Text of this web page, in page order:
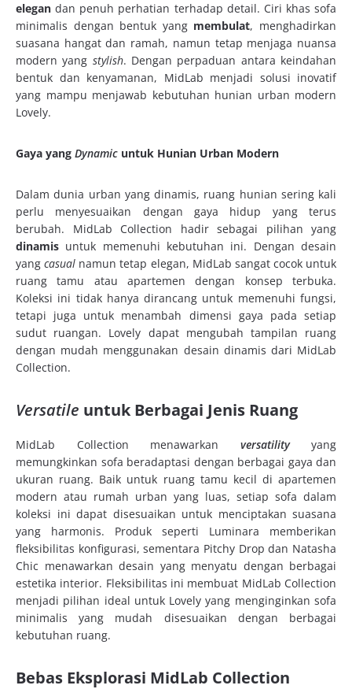
elegan dan penuh perhatian terhadap detail. Ciri khas sofa
minimalis dengan bentuk yang membulat, menghadirkan
suasana hangat dan ramah, namun tetap menjaga nuansa
modern yang stylish. Dengan perpaduan antara keindahan
bentuk dan kenyamanan, MidLab menjadi solusi inovatif
yang mampu menjawab kebutuhan hunian urban modern
Lovely.
Gaya yang Dynamic untuk Hunian Urban Modern
Dalam dunia urban yang dinamis, ruang hunian sering kali
perlu menyesuaikan dengan gaya hidup yang terus
berubah. MidLab Collection hadir sebagai pilihan yang
dinamis untuk memenuhi kebutuhan ini. Dengan desain
yangcasual namun tetap elegan, MidLab sangat cocok untuk
ruang tamu atau apartemen dengan konsep terbuka.
Koleksi ini tidak hanya dirancang untuk memenuhi fungsi,
tetapi juga untuk menambah dimensi gaya pada setiap
sudut ruangan. Lovely dapat mengubah tampilan ruang
dengan mudah menggunakan desain dinamis dari MidLab
Collection.
Versatile untuk Berbagai Jenis Ruang
MidLab Collection menawarkan versatility
yang
memungkinkan sofa beradaptasi dengan berbagai gaya dan
ukuran ruang. Baik untuk ruang tamu kecil di apartemen
modern atau rumah urban yang luas, setiap sofa dalam
koleksi ini dapat disesuaikan untuk menciptakan suasana
yang harmonis. Produk seperti Luminara memberikan
fleksibilitas konfigurasi, sementara Pitchy Drop dan Natasha
Chic menawarkan desain yang menyatu dengan berbagai
estetika interior. Fleksibilitas ini membuat MidLab Collection
menjadi pilihan ideal untuk Lovely yang menginginkan sofa
minimalis yang mudah disesuaikan dengan berbagai
kebutuhan ruang.
Bebas Eksplorasi MidLab Collection